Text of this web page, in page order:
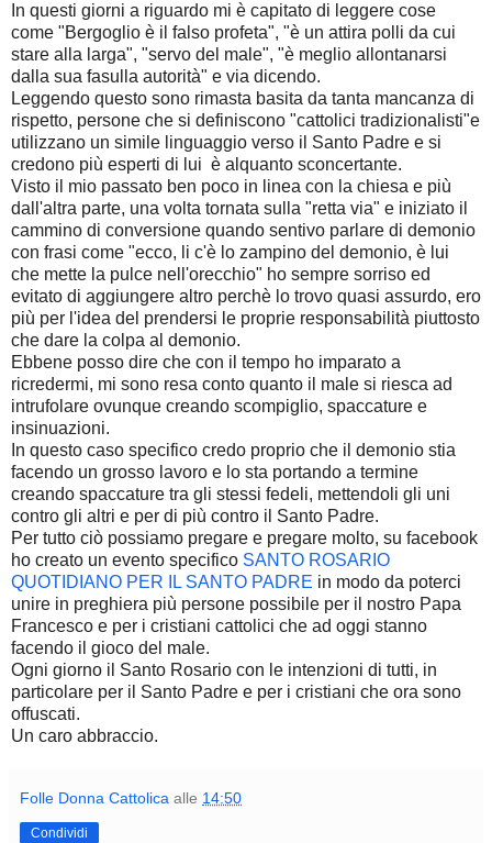
In questi giorni a riguardo mi è capitato di leggere cose
come "Bergoglio è il falso profeta", "è un attira polli da cui
stare alla larga", "servo del male", "è meglio allontanarsi
dalla sua fasulla autorità" e via dicendo.
Leggendo questo sono rimasta basita da tanta mancanza di
rispetto, persone che si definiscono "cattolici tradizionalisti"e
utilizzano un simile linguaggio verso il Santo Padre e si
credono più esperti di lui è alquanto sconcertante.
Visto il mio passato ben poco in linea con la chiesa e più
dall'altra parte, una volta tornata sulla "retta via" e iniziato il
cammino di conversione quando sentivo parlare di demonio
con frasi come "ecco, li c'è lo zampino del demonio, è lui
che mette la pulce nell'orecchio" ho sempre sorriso ed
evitato di aggiungere altro perchè lo trovo quasi assurdo, ero
più per l'idea del prendersi le proprie responsabilità piuttosto
che dare la colpa al demonio.
Ebbene posso dire che con il tempo ho imparato a
ricredermi, mi sono resa conto quanto il male si riesca ad
intrufolare ovunque creando scompiglio, spaccature e
insinuazioni.
In questo caso specifico credo proprio che il demonio stia
facendo un grosso lavoro e lo sta portando a termine
creando spaccature tra gli stessi fedeli, mettendoli gli uni
contro gli altri e per di più contro il Santo Padre.
Per tutto ciò possiamo pregare e pregare molto, su facebook
ho creato un evento specifico SANTO ROSARIO
QUOTIDIANO PER IL SANTO PADRE in modo da poterci
unire in preghiera più persone possibile per il nostro Papa
Francesco e per i cristiani cattolici che ad oggi stanno
facendo il gioco del male.
Ogni giorno il Santo Rosario con le intenzioni di tutti, in
particolare per il Santo Padre e per i cristiani che ora sono
offuscati.
Un caro abbraccio.
Folle Donna Cattolica alle 14:50
Condividi